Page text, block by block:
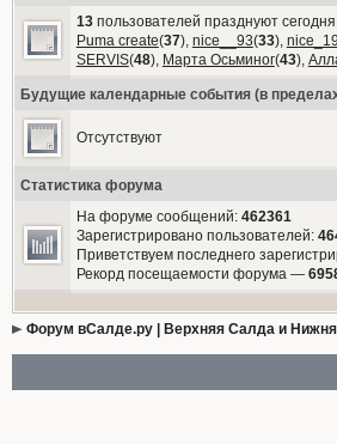
13пользователей празднуют
Puma create(37), nice__93(33),
SERVIS(48), Марта Осьминог(43),
Будущие календарные события (в
Отсутствуют
Статистика форума
На форуме сообщений: 462361
Зарегистрировано пользователей:
Приветствуем последнего
Рекорд посещаемости форума —
Форум вСалде.ру | Верхняя Салда и